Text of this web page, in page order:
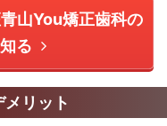
山You矯正歯科の
る
リット